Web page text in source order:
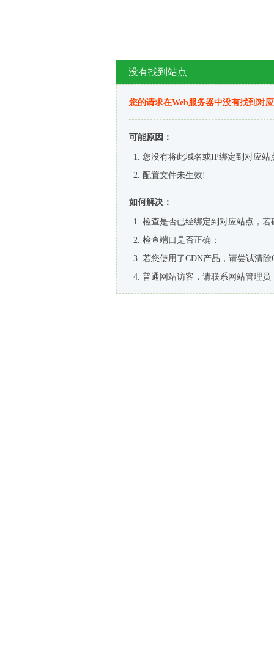
没有找到站点
您的请求在Web服务器中没有找到对
可能原因：
您没有将此域名或IP绑定到对应站
配置文件未生效!
如何解决：
检查是否已经绑定到对应站点，
检查端口是否正确；
若您使用了CDN产品，请尝试清除
普通网站访客，请联系网站管理员